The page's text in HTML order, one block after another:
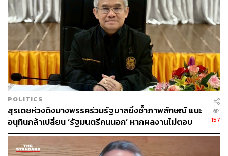
เมื่อผู้สื่อข่าวถามว่า พล.อ.ประวิตรไม่ลงสมัคร สส.แบบบัญชี
รายชื่อแล้วลำดับที่ 1 แล้วจะเป็นใคร ไพบูลย์ กล่าวว่า ให้รอ
ก่อนเพราะพรรคได้มอบอำนาจให้กับ พล.อ.ประวิตรพิจารณา
แล้ว ยืนยันว่า พล.อ.ประวิตรไม่ได้ลดบทบาทยังต้องอยู่เซ็น
รับรองผู้สมัคร วันนี้จะมาประชุมท่านก็ป่วย
เมื่อผู้สื่อข่าวถามย้ำว่า ถ้ามองจากสถานการณ์ขณะนี้เหมือน
มี พล.อ.ประวิตรไว้เพื่อเซ็นเอกสารรับรองการเลือกตั้งหรือไม่
ไพบูลย์ ระบุว่าสื่อวิเคราะห์ไปเอง ก่อนจะหัวเราะว่าท่านก็ยัง
สั่งการงานต่างๆ เป็นปกติ ซึ่งปกติตนต้องดำเนินการอยู่แล้วใน
เรื่องการประชุม
POLITICS
สุรเดชห่วงดึงบางพรรคร่วมรัฐบาลยิ่งซ้ำภาพลักษณ์ แนะ
อนุทินกล้าเปลี่ยน ‘รัฐมนตรีคนนอก’ หากผลงานไม่ตอบ
โจทย์ เปิดทางคนเก่งช่วยประเทศ
157